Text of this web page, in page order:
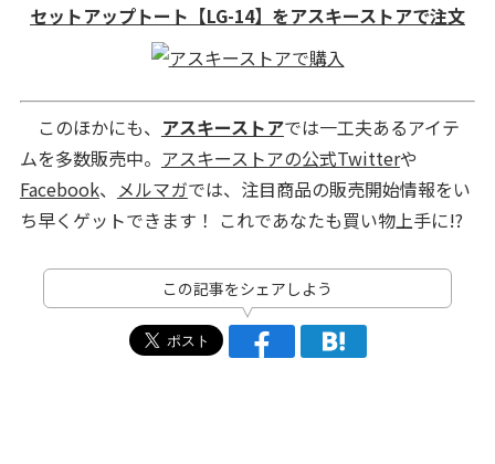
セットアップトート【LG-14】をアスキーストアで注文
このほかにも、 アスキーストアでは一工夫あるアイテ
ムを多数販売中。 アスキーストアの公式Twitterや
Facebook、 メルマガでは、注目商品の販売開始情報をい
ち早くゲットできます！ これであなたも買い物上手に!?
この記事をシェアしよう